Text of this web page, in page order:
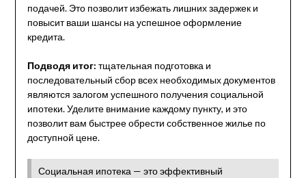
подачей. Это позволит избежать лишних задержек и
повысит ваши шансы на успешное оформление
кредита.
Подводя итог: тщательная подготовка и
последовательный сбор всех необходимых документов
являются залогом успешного получения социальной
ипотеки. Уделите внимание каждому пункту, и это
позволит вам быстрее обрести собственное жилье по
доступной цене.
Социальная ипотека — это эффективный